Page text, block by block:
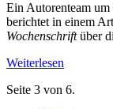
Ein Autorenteam
berichtet in einem
Wochenschriftüber
Weiterlesen
Seite 3 von 6.